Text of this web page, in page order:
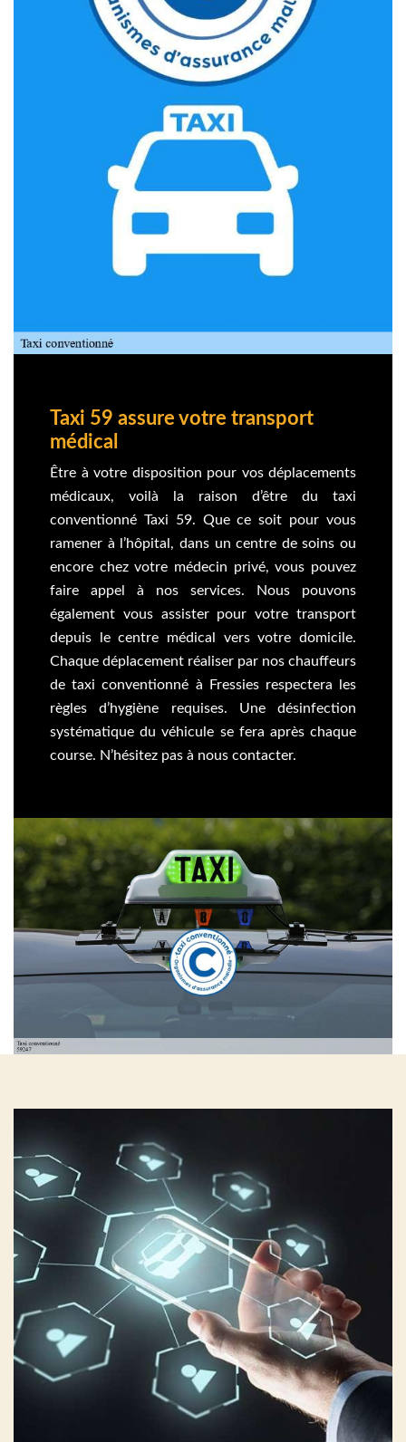
Taxi 59 assure votre transport
médical
Être à votre disposition pour vos déplacements
médicaux, voilà la raison d’être du taxi
conventionné Taxi 59. Que ce soit pour vous
ramener à l’hôpital, dans un centre de soins ou
encore chez votre médecin privé, vous pouvez
faire appel à nos services. Nous pouvons
également vous assister pour votre transport
depuis le centre médical vers votre domicile.
Chaque déplacement réaliser par nos chauffeurs
de taxi conventionné à Fressies respectera les
règles d’hygiène requises. Une désinfection
systématique du véhicule se fera après chaque
course. N’hésitez pas à nous contacter.